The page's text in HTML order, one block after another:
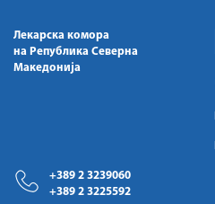
Лекарска комора
на Република Северна
Македонија
+389 2 3239060
+389 2 3225592